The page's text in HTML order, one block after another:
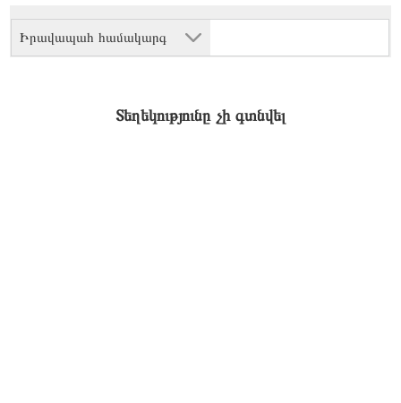
Իրավապահ համակարգ
Տեղեկությունը չի գտնվել